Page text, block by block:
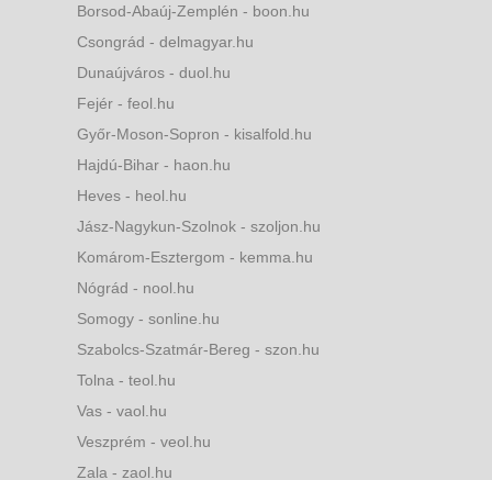
Borsod-Abaúj-Zemplén - boon.hu
Csongrád - delmagyar.hu
Dunaújváros - duol.hu
Fejér - feol.hu
Győr-Moson-Sopron - kisalfold.hu
Hajdú-Bihar - haon.hu
Heves - heol.hu
Jász-Nagykun-Szolnok - szoljon.hu
Komárom-Esztergom - kemma.hu
Nógrád - nool.hu
Somogy - sonline.hu
Szabolcs-Szatmár-Bereg - szon.hu
Tolna - teol.hu
Vas - vaol.hu
Veszprém - veol.hu
Zala - zaol.hu